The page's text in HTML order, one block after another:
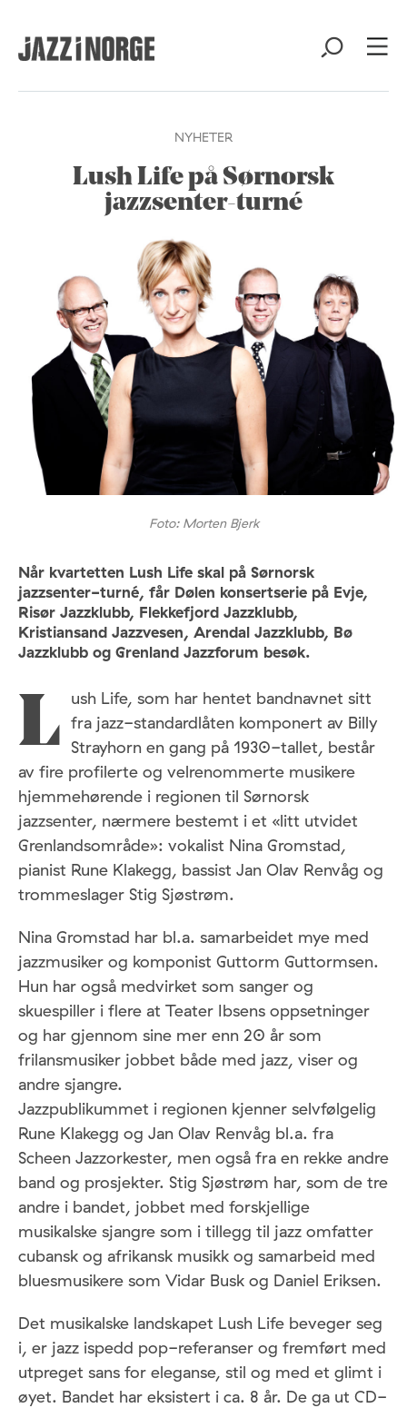
NYHETER
Lush Life på Sørnorsk
jazzsenter-turné
Foto: Morten Bjerk
Når kvartetten Lush Life skal på Sørnorsk
jazzsenter-turné, får Dølen konsertserie på Evje,
Risør Jazzklubb, Flekkefjord Jazzklubb,
Kristiansand Jazzvesen, Arendal Jazzklubb, Bø
Jazzklubb og Grenland Jazzforum besøk.
L ush Life, som har hentet bandnavnet sitt
fra jazz-standardlåten komponert av Billy
Strayhorn en gang på 1930-tallet, består
av fire profilerte og velrenommerte musikere
hjemmehørende i regionen til Sørnorsk
jazzsenter, nærmere bestemt i et «litt utvidet
Grenlandsområde»: vokalist Nina Gromstad,
pianist Rune Klakegg, bassist Jan Olav Renvåg og
trommeslager Stig Sjøstrøm.
Nina Gromstad har bl.a. samarbeidet mye med
jazzmusiker og komponist Guttorm Guttormsen.
Hun har også medvirket som sanger og
skuespiller i flere at Teater Ibsens oppsetninger
og har gjennom sine mer enn 20 år som
frilansmusiker jobbet både med jazz, viser og
andre sjangre.
Jazzpublikummet i regionen kjenner selvfølgelig
Rune Klakegg og Jan Olav Renvåg bl.a. fra
Scheen Jazzorkester, men også fra en rekke andre
band og prosjekter. Stig Sjøstrøm har, som de tre
andre i bandet, jobbet med forskjellige
musikalske sjangre som i tillegg til jazz omfatter
cubansk og afrikansk musikk og samarbeid med
bluesmusikere som Vidar Busk og Daniel Eriksen.
Det musikalske landskapet Lush Life beveger seg
i, er jazz ispedd pop-referanser og fremført med
utpreget sans for eleganse, stil og med et glimt i
øyet. Bandet har eksistert i ca. 8 år. De ga ut CD-